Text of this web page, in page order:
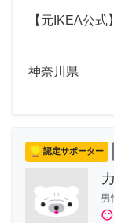
【元IKEA公
神奈川県
認定サポーター
男
sentiment_satisfied